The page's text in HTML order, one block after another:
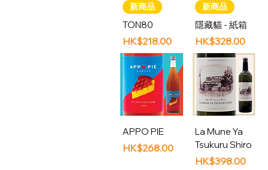
新商品
TON80
價格
HK$218.00
新商品
隱藏貓 - 紙箱
價格
HK$328.00
APPO PIE
價格
HK$268.00
La Mune Ya
Tsukuru Shiro
價格
HK$398.00